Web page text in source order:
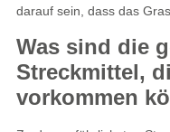
darauf sein, dass das
Was sind die
Streckmittel,
vorkommen